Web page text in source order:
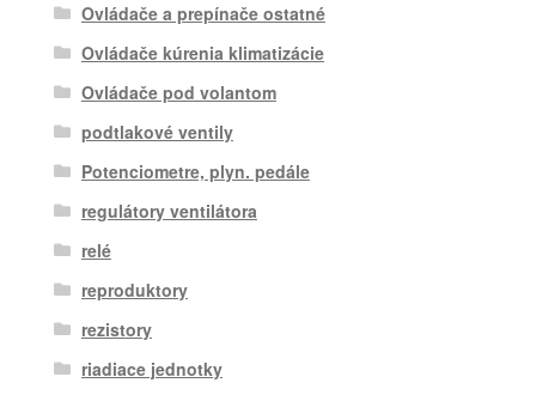
Ovládače a prepínače ostatné
Ovládače kúrenia klimatizácie
Ovládače pod volantom
podtlakové ventily
Potenciometre, plyn. pedále
regulátory ventilátora
relé
reproduktory
rezistory
riadiace jednotky